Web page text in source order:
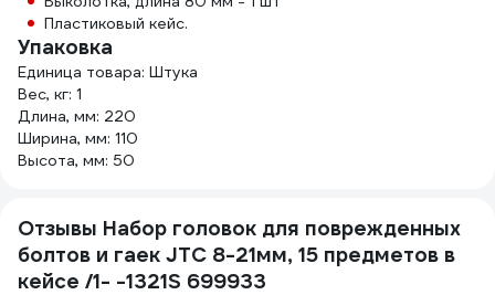
Пластиковый кейс.
Упаковка
Единица товара: Штука
Вес, кг: 1
Длина, мм: 220
Ширина, мм: 110
Высота, мм: 50
Отзывы Набор головок для поврежденных
болтов и гаек JTC 8-21мм, 15 предметов в
кейсе /1- -1321S 699933